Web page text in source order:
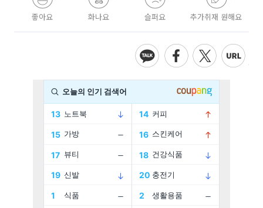
좋아요 화나요 슬퍼요 추가취재 원해요